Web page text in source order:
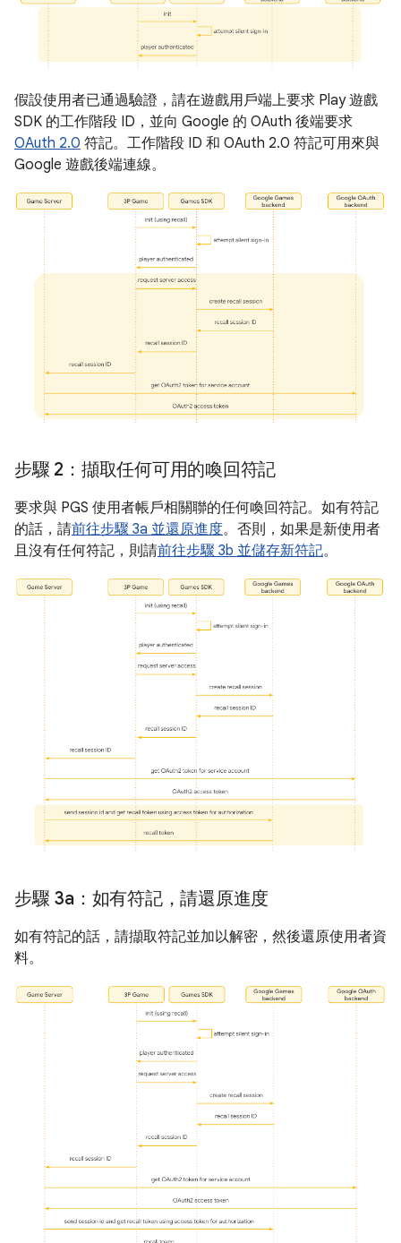
假設使用者已通過驗證，請在遊戲用戶端上要求 Play 遊戲
SDK 的工作階段 ID，並向 Google 的 OAuth 後端要求
OAuth 2.0 符記。工作階段 ID 和 OAuth 2.0 符記可用來與
Google 遊戲後端連線。
步驟 2：擷取任何可用的喚回符記
要求與 PGS 使用者帳戶相關聯的任何喚回符記。如有符記
的話，請前往步驟 3a 並還原進度。否則，如果是新使用者
且沒有任何符記，則請前往步驟 3b 並儲存新符記。
步驟 3a：如有符記，請還原進度
如有符記的話，請擷取符記並加以解密，然後還原使用者資
料。